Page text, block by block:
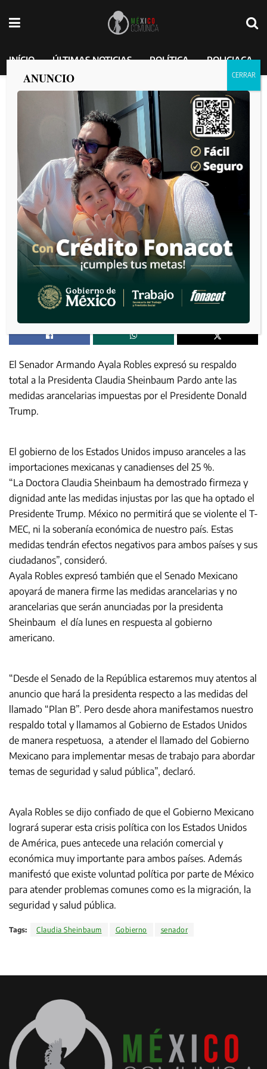
INÍCIO ÚLTIMAS NOTICIAS POLÍTICA POLICIACA
Destaca Armando Ayala firmeza de
Claudia Sheinbaum ante medidas de
Trump
MEXICO COMUNICA 2025-02-02
El Senador Armando Ayala Robles expresó su respaldo
total a la Presidenta Claudia Sheinbaum Pardo ante las
medidas arancelarias impuestas por el Presidente Donald
Trump.
El gobierno de los Estados Unidos impuso aranceles a las
importaciones mexicanas y canadienses del 25 %.
“La Doctora Claudia Sheinbaum ha demostrado firmeza y
dignidad ante las medidas injustas por las que ha optado el
Presidente Trump. México no permitirá que se violente el T-
MEC, ni la soberanía económica de nuestro país. Estas
medidas tendrán efectos negativos para ambos países y sus
ciudadanos”, consideró.
Ayala Robles expresó también que el Senado Mexicano
apoyará de manera firme las medidas arancelarias y no
arancelarias que serán anunciadas por la presidenta
Sheinbaum el día lunes en respuesta al gobierno
americano.
“Desde el Senado de la República estaremos muy atentos al
anuncio que hará la presidenta respecto a las medidas del
llamado “Plan B”. Pero desde ahora manifestamos nuestro
respaldo total y llamamos al Gobierno de Estados Unidos
de manera respetuosa, a atender el llamado del Gobierno
Mexicano para implementar mesas de trabajo para abordar
temas de seguridad y salud pública”, declaró.
Ayala Robles se dijo confiado de que el Gobierno Mexicano
logrará superar esta crisis política con los Estados Unidos
de América, pues antecede una relación comercial y
económica muy importante para ambos países. Además
manifestó que existe voluntad política por parte de México
para atender problemas comunes como es la migración, la
seguridad y salud pública.
Tags: Claudia Sheinbaum Gobierno senador
ANUNCIO